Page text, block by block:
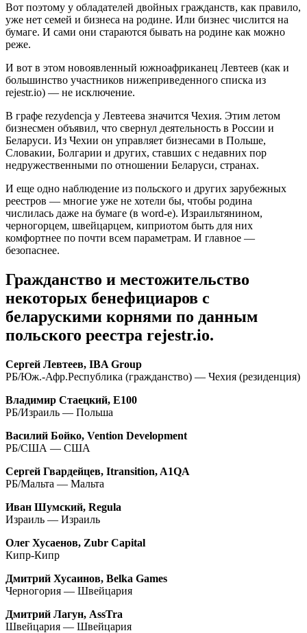
Вот поэтому у обладателей двойных гражданств, как правило,
уже нет семей и бизнеса на родине. Или бизнес числится на
бумаге. И сами они стараются бывать на родине как можно
реже.
И вот в этом новоявленный южноафриканец Левтеев (как и
большинство участников нижеприведенного списка из
rejestr.io) — не исключение.
В графе rezydencja у Левтеева значится Чехия. Этим летом
бизнесмен объявил, что свернул деятельность в России и
Беларуси. Из Чехии он управляет бизнесами в Польше,
Словакии, Болгарии и других, ставших с недавних пор
недружественными по отношении Беларуси, странах.
И еще одно наблюдение из польского и других зарубежных
реестров — многие уже не хотели бы, чтобы родина
числилась даже на бумаге (в word-e). Израильтянином,
черногорцем, швейцарцем, киприотом быть для них
комфортнее по почти всем параметрам. И главное —
безопаснее.
Гражданство и местожительство
некоторых бенефициаров с
беларускими корнями по данным
польского реестра rejestr.io.
Сергей Левтеев, IBA Group
РБ/Юж.-Афр.Республика (гражданство) — Чехия (резиденция)
Владимир Стаецкий, Е100
РБ/Израиль — Польша
Василий Бойко, Vention Development
РБ/США — США
Сергей Гвардейцев, Itransition, A1QA
РБ/Мальта — Мальта
Иван Шумский, Regula
Израиль — Израиль
Олег Хусаенов, Zubr Capital
Кипр-Кипр
Дмитрий Хусаинов, Belka Games
Черногория — Швейцария
Дмитрий Лагун, AssTra
Швейцария — Швейцария